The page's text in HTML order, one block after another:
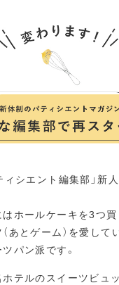
ィシエント編集部」新
ホールケーキを3つ買
あとゲーム）を愛して
パン派です。
テルのスイーツビュ